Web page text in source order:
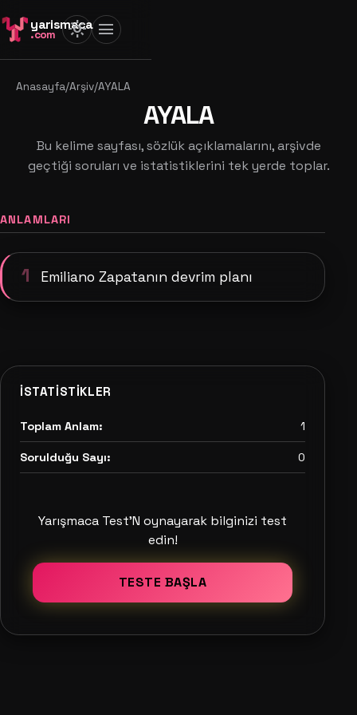
yarismaca
.com light_mode menu
Anasayfa/Arşiv/AYALA
AYALA
Bu kelime sayfası, sözlük açıklamalarını, arşivde
geçtiği soruları ve istatistiklerini tek yerde toplar.
ANLAMLARI
1 Emiliano Zapatanın devrim planı
İSTATISTIKLER
Toplam Anlam: 1
Sorulduğu Sayı: 0
Yarışmaca Test'N oynayarak bilginizi test
edin!
TESTE BAŞLA